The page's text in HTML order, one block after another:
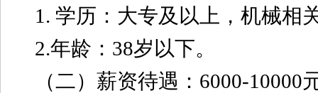
1. 学历：大专及以上，机械相
2.年龄：38岁以下。
（二）薪资待遇：6000-10000